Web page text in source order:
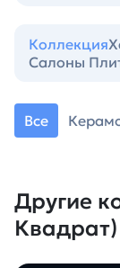
Коллекция
Салоны
Все
Другие
Квадрат)